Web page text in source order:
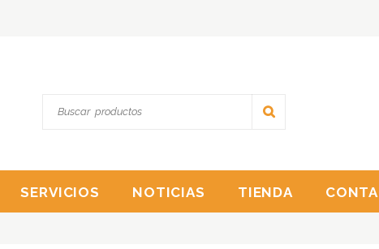
SERVICIOS NOTICIAS TIENDA